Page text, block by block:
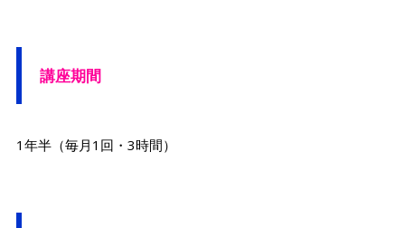
講座期間
1年半（毎月1回・3時間）